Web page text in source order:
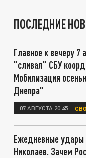
ПОСЛЕДНИЕ
Главное к вечеру 7
"сливал" СБУ
Мобилизация
Днепра"
07 АВГУСТА 20:45 СВО
Ежедневные удары
Николаев. Зачем